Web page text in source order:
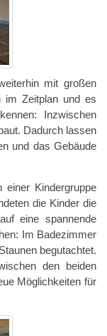
mit großen
im Zeitplan und es
Inzwischen
Dadurch lassen
und das Gebäude
einer Kindergruppe
die Kinder die
eine spannende
Im Badezimmer
begutachtet.
den beiden
Möglichkeiten für